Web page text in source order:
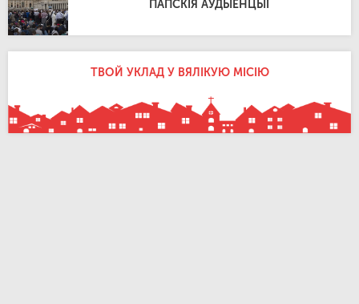
ПАПСКІЯ АЎДЫЕНЦЫІ
ТВОЙ УКЛАД У ВЯЛІКУЮ МІСІЮ